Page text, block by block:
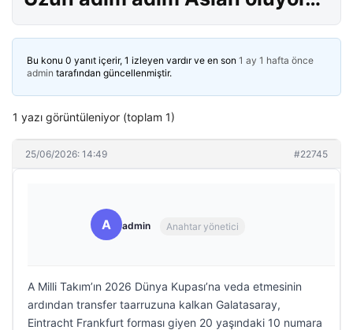
Bu konu 0 yanıt içerir, 1 izleyen vardır ve en son 1 ay 1 hafta önce
admin tarafından güncellenmiştir.
1 yazı görüntüleniyor (toplam 1)
25/06/2026: 14:49 #22745
A admin Anahtar yönetici
A Milli Takım’ın 2026 Dünya Kupası’na veda etmesinin
ardından transfer taarruzuna kalkan Galatasaray,
Eintracht Frankfurt forması giyen 20 yaşındaki 10 numara